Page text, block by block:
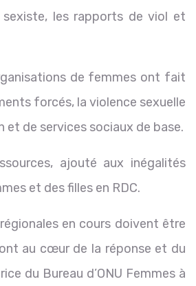
les rapports de viol et
de femmes ont fait
forcés, la violence sexuelle
de services sociaux de base.
ajouté aux inégalités
et des filles en RDC.
en cours doivent être
au cœur de la réponse et du
du Bureau d’ONU Femmes à